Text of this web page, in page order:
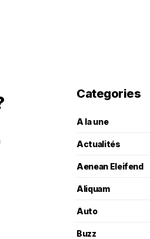
Categories
A la une
Actualités
Aenean Eleifend
Aliquam
Auto
Buzz